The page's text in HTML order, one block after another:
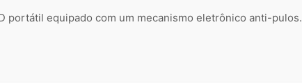
portátil equipado com um mecanismo eletrônico anti-pulos.